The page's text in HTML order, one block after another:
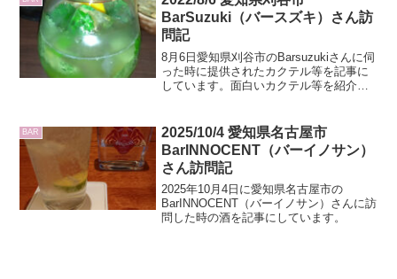
美味しかったで...
BarSuzuki（バースズキ）さん訪
問記
8月6日愛知県刈谷市のBarsuzukiさんに伺
った時に提供されたカクテル等を記事に
しています。面白いカクテル等を紹介し
BAR
2025/10/4 愛知県名古屋市
BarINNOCENT（バーイノサン）
さん訪問記
2025年10月4日に愛知県名古屋市の
BarINNOCENT（バーイノサン）さんに訪
問した時の酒を記事にしています。